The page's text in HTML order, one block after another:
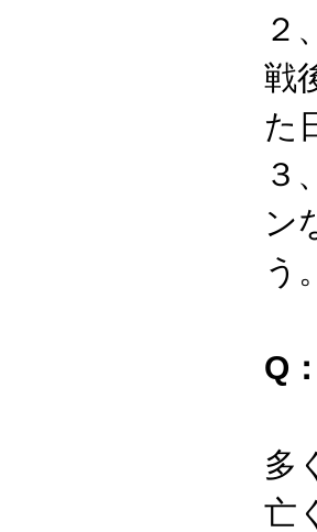
２
戦
た
３
ン
う
Q
多
亡